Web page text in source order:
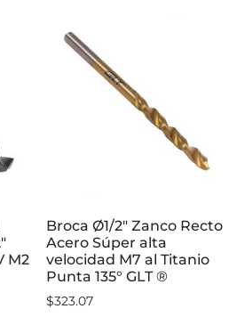
M2
Broca Ø1/2″ Zanco Recto
Acero Súper alta
velocidad M7 al Titanio
Punta 135° GLT ®
$323.07